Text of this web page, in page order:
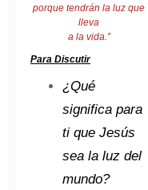
porque tendrán la luz que
lleva
a la vida.”
Para Discutir
¿Qué
significa para
ti que Jesús
sea la luz del
mundo?